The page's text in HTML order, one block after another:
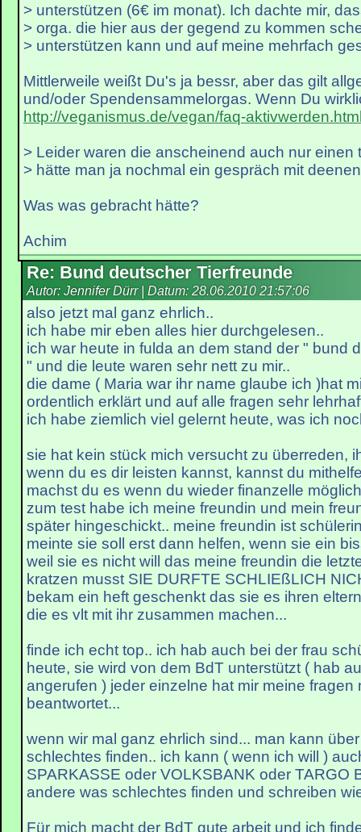
> unterstützen (6€ im monat). Ich dachte mir,
> orga. die hier aus der gegend zu kommen
> unterstützen kann und auf meine mehrfach
Mittlerweile weißt Du's ja bessr, aber das gilt
und/oder Spendensammelorgas. Wenn Du
http://veganismus.de/vegan/faq-
> Leider waren die anscheinend auch nur einen
> hätte man ja nochmal ein gespräch mit
Was was gebracht hätte?
Achim
Re: Bund deutscher Tierfreunde
Autor: Jennifer Dürr | Datum: 28.06.2010 21:57:06
also jetzt mal ganz ehrlich..
ich habe mir eben alles hier durchgelesen..
ich war heute in fulda an dem stand der " bund
" und die leute waren sehr nett zu mir..
die dame ( Maria war ihr name glaube ich )hat
ordentlich erklärt und auf alle fragen sehr
ich habe ziemlich viel gelernt heute, was ich
sie hat kein stück mich versucht zu überreden,
wenn du es dir leisten kannst, kannst du
machst du es wenn du wieder finanzelle
zum test habe ich meine freundin und mein
später hingeschickt.. meine freundin ist
meinte sie soll erst dann helfen, wenn sie ein
weil sie es nicht will das meine freundin die
kratzen musst SIE DURFTE SCHLIEßLICH
bekam ein heft geschenkt das sie es ihren
die es vlt mit ihr zusammen machen...
finde ich echt top.. ich hab auch bei der frau
heute, sie wird von dem BdT unterstützt ( hab
angerufen ) jeder einzelne hat mir meine fragen
beantwortet...
wenn wir mal ganz ehrlich sind... man kann
schlechtes finden.. ich kann ( wenn ich will )
SPARKASSE oder VOLKSBANK oder TARGO
andere was schlechtes finden und schreiben
Für mich macht der BdT gute arbeit und ich